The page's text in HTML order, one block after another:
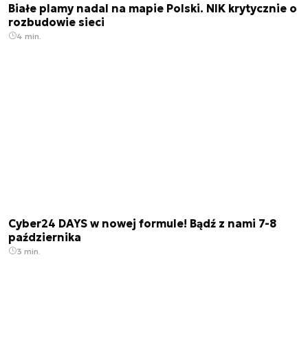
Białe plamy nadal na mapie Polski. NIK krytycznie o
rozbudowie sieci
4 min.
Cyber24 DAYS w nowej formule! Bądź z nami 7-8
października
3 min.